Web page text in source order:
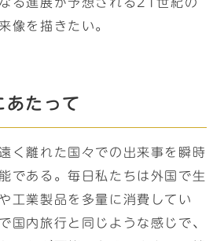
像を描きたい。
あたって
く離れた国々での出来事を瞬時
である。毎日私たちは外国で生
工業製品を多量に消費してい
国内旅行と同じような感じで、